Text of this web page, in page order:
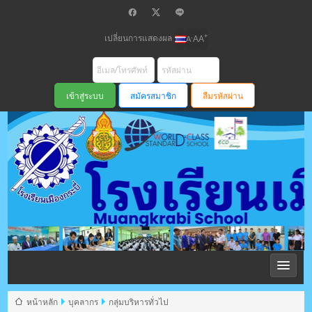
เปลี่ยนการแสดงผล A-AA+
สมัครสมาชิก ลืมรหัสผ่าน
โรงเรียนเมือง
กระบี่ สพม
หน้าหลัก บุคลากร กลุ่มบริหารทั่วไป